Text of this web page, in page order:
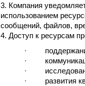
Компания
использованием
сообщений, файлов,
Доступ к ресурсам
· поддержания
·
·
· развития